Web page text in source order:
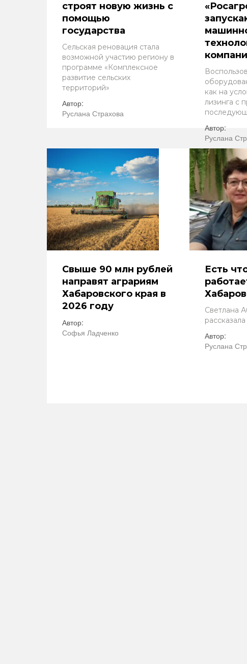
строят новую жизнь с
помощью
государства
Сельская реновация стала
возможной участию региону в
программе «Комплексное
развитие сельских
территорий»
Автор:
Руслана Страхова
как на
лизинга с
Автор:
Руслана
Свыше 90 млн рублей
направят аграриям
Хабаровского края в
2026 году
Автор:
Софья Ладченко
Есть
Светлана
Автор:
Руслана